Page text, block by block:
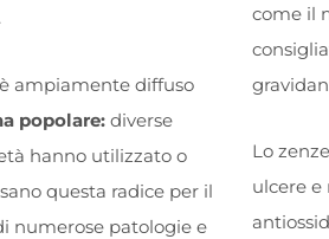
ampiamente diffuso
popolare:diverse
hanno utilizzato o
questa radice per il
numerose patologie e
come il
Lo
ulcere e